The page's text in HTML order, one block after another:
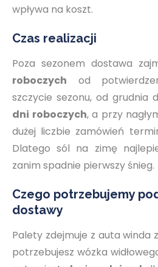
wpływa na koszt.
Czas realizacji
Poza sezonem dostawa
roboczych od
szczycie sezonu, od grudnia
dni roboczych, a przy
dużej liczbie zamówień
Dlatego sól na zimę
zanim spadnie pierwszy śnieg.
Czego potrzebujemy
dostawy
Palety zdejmuje z auta winda
potrzebujesz wózka